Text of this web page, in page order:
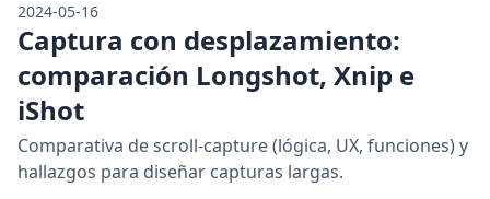
2024-05-16
Captura con desplazamiento:
comparación Longshot, Xnip e
iShot
Comparativa de scroll-capture (lógica, UX, funciones) y
hallazgos para diseñar capturas largas.